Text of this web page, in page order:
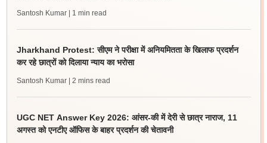
Santosh Kumar | 1 min read
Jharkhand Protest: सीएम ने परीक्षा में अनियमितता के खिलाफ प्रदर्शन
कर रहे छात्रों को दिलाया न्याय का भरोसा
Santosh Kumar | 2 mins read
UGC NET Answer Key 2026: आंसर-की में देरी से छात्र नाराज, 11
अगस्त को एनटीए ऑफिस के बाहर प्रदर्शन की चेतावनी